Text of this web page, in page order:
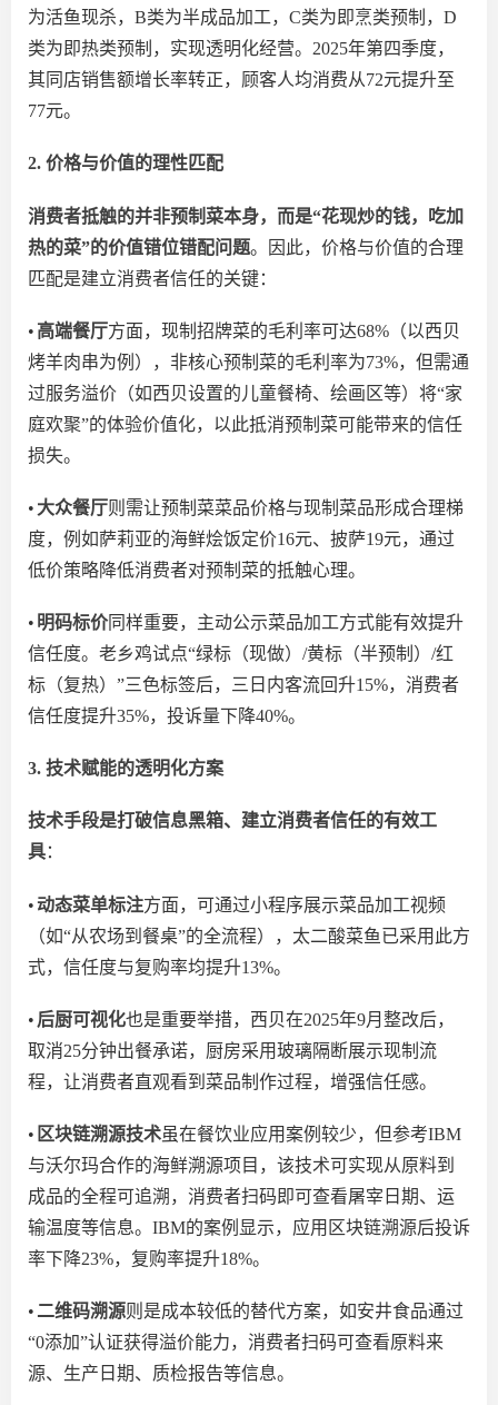
为活鱼现杀，B类为半成品加工，C类为即烹类预制，D
类为即热类预制，实现透明化经营。 2025年第四季度，
其同店销售额增长率转正，顾客人均消费从72元提升至
77元。
2. 价格与价值的理性匹配
消费者抵触的并非预制菜本身，而是“花现炒的钱，吃加
热的菜”的价值错位错配问题。因此，价格与价值的合理
匹配是建立消费者信任的关键：
• 高端餐厅方面，现制招牌菜的毛利率可达68%（以西贝
烤羊肉串为例），非核心预制菜的毛利率为73%，但需通
过服务溢价（如西贝设置的儿童餐椅、绘画区等）将“家
庭欢聚”的体验价值化，以此抵消预制菜可能带来的信任
损失。
• 大众餐厅则需让预制菜菜品价格与现制菜品形成合理梯
度，例如萨莉亚的海鲜烩饭定价16元、披萨19元，通过
低价策略降低消费者对预制菜的抵触心理。
• 明码标价同样重要，主动公示菜品加工方式能有效提升
信任度。老乡鸡试点“绿标（现做）/黄标（半预制）/红
标（复热）”三色标签后，三日内客流回升15%，消费者
信任度提升35%，投诉量下降40%。
3. 技术赋能的透明化方案
技术手段是打破信息黑箱、建立消费者信任的有效工
具：
•动态菜单标注方面，可通过小程序展示菜品加工视频
（如“从农场到餐桌”的全流程），太二酸菜鱼已采用此方
式，信任度与复购率均提升13%。
• 后厨可视化也是重要举措， 西贝在2025年9月整改后，
取消25分钟出餐承诺，厨房采用玻璃隔断展示现制流
程，让消费者直观看到 菜品制作过程，增强信任感。
• 区块链溯源技术虽在餐饮业应用案例较少，但参考IBM
与沃尔玛合作的海鲜溯源项目，该技术可实现从原料到
成品的全程可追溯，消费者扫码即可查看屠宰日期、运
输温度等信息。IBM的案例显示，应用区块链溯源后投诉
率下降23%，复购率提升18%。
• 二维码溯源则是成本较低的替代方案，如安井食品通过
“0添加”认证获得溢价能力，消费者扫码可查看原料来
源、生产日期、质检报告等信息。